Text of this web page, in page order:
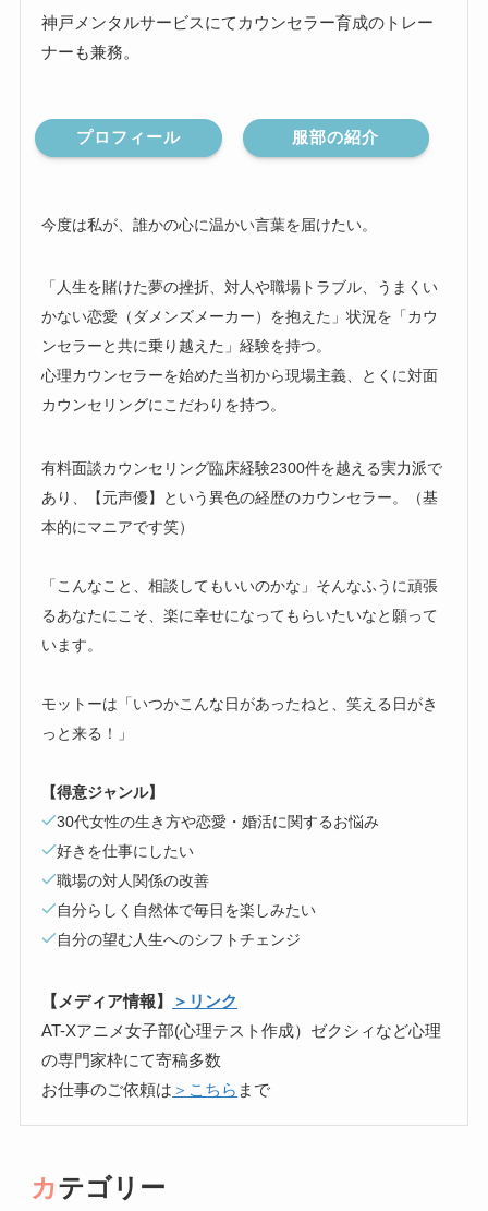
神戸メンタルサービスにてカウンセラー育成のトレー
ナーも兼務。
プロフィール 服部の紹介
今度は私が、誰かの心に温かい言葉を届けたい。
「人生を賭けた夢の挫折、対人や職場トラブル、うまくい
かない恋愛（ダメンズメーカー）を抱えた」状況を「カウ
ンセラーと共に乗り越えた」経験を持つ。
心理カウンセラーを始めた当初から現場主義、とくに対面
カウンセリングにこだわりを持つ。
有料面談カウンセリング臨床経験2300件を越える実力派で
あり、【元声優】という異色の経歴のカウンセラー。（基
本的にマニアです笑）
「こんなこと、相談してもいいのかな」そんなふうに頑張
るあなたにこそ、楽に幸せになってもらいたいなと願って
います。
モットーは「いつかこんな日があったねと、笑える日がき
っと来る！」
【得意ジャンル】
30代女性の生き方や恋愛・婚活に関するお悩み
好きを仕事にしたい
職場の対人関係の改善
自分らしく自然体で毎日を楽しみたい
自分の望む人生へのシフトチェンジ
【メディア情報】
＞リンク
AT-Xアニメ女子部(心理テスト作成）ゼクシィなど心理
の専門家枠にて寄稿多数
お仕事のご依頼は ＞こちら まで
カテゴリー